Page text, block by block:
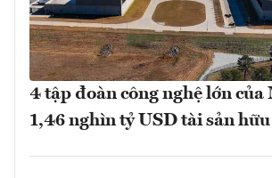
4 tập đoàn công nghệ lớn của
1,46 nghìn tỷ USD tài sản